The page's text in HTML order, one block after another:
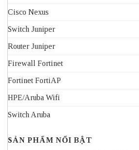
Cisco Nexus
Switch Juniper
Router Juniper
Firewall Fortinet
Fortinet FortiAP
HPE/Aruba Wifi
Switch Aruba
SẢN PHẨM NỔI BẬT